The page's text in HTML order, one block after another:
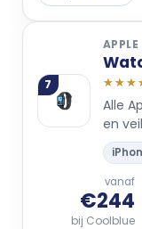
7
APPLE
Alle
en
vanaf
€244
bij Coolblue